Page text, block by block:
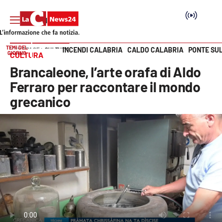
SEZIONI
Cronaca
Politica
Attualità
Economia e lavoro
Italia Mondo
Vai
TEMI DEL
GIORNO
INCENDI CALABRIA CALDO CALABRIA PONTE
HOME PAGE CULTURA
CULTURA
Brancaleone, l’arte orafa di Aldo
Ferraro per raccontare il mondo
grecanico